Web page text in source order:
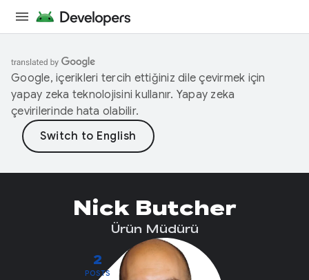
Google, içerikleri tercih ettiğiniz dile çevirmek için
yapay zeka teknolojisini kullanır. Yapay zeka
çevirilerinde hata olabilir.
2
POSTS
Nick Butcher
Ürün Müdürü